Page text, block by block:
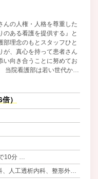
んの人権・人格を尊重した
のある看護を提供する』と
部理念のもとスタッフひと
が、真心を持って患者さん
い向き合うことに努めてお
当院看護部は若い世代から
しながら看護師として日々
いくことに努めておりま
）
10分
、人工透析内科、整形外